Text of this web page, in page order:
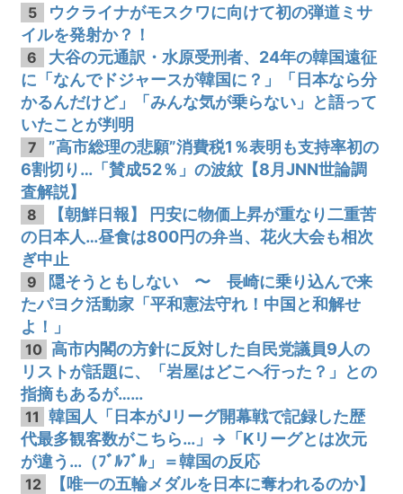
5
ウクライナがモスクワに向けて初の弾道ミサ
イルを発射か？！
6
大谷の元通訳・水原受刑者、24年の韓国遠征
に「なんでドジャースが韓国に？」「日本なら分
かるんだけど」「みんな気が乗らない」と語って
いたことが判明
7
”高市総理の悲願”消費税1％表明も支持率初の
6割切り…「賛成52％」の波紋【8月JNN世論調
査解説】
8
【朝鮮日報】 円安に物価上昇が重なり二重苦
の日本人…昼食は800円の弁当、花火大会も相次
ぎ中止
9
隠そうともしない 〜 長崎に乗り込んで来
たパヨク活動家「平和憲法守れ！中国と和解せ
よ！」
10 高市内閣の方針に反対した自民党議員9人の
リストが話題に、「岩屋はどこへ行った？」との
指摘もあるが……
11
韓国人「日本がJリーグ開幕戦で記録した歴
代最多観客数がこちら…」→「Kリーグとは次元
が違う…（ﾌﾞﾙﾌﾞﾙ」＝韓国の反応
12
【唯一の五輪メダルを日本に奪われるのか】